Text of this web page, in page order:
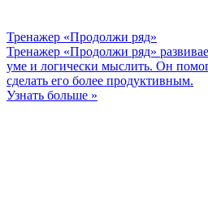
Тренажер «Продолжи ряд»
Тренажер «Продолжи ряд»
уме и логически мыслить. Он
сделать его более продуктивным.
Узнать больше »